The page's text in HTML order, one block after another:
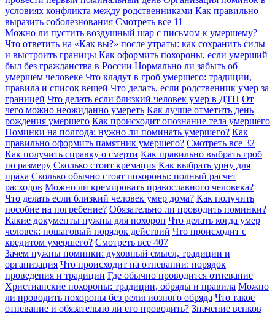
условиях конфликта между родственниками Как правильно
выразить соболезнования Смотреть все 11
Можно ли пустить воздушный шар с письмом к умершему?
Что ответить на «Как вы?» после утраты: как сохранить силы
и выстроить границы Как оформить похороны, если умерший
был без гражданства в России Нормально ли забыть об
умершем человеке Что кладут в гроб умершего: традиции,
правила и список вещей Что делать, если родственник умер за
границей Что делать если близкий человек умер в ДТП От
чего можно неожиданно умереть Как лучше отметить день
рождения умершего Как происходит опознание тела умершего
Поминки на полгода: нужно ли поминать умершего? Как
правильно оформить памятник умершего? Смотреть все 32
Как получить справку о смерти Как правильно выбрать гроб
по размеру Сколько стоит кремация Как выбрать урну для
праха Сколько обычно стоят похороны: полный расчет
расходов Можно ли кремировать православного человека?
Что делать если близкий человек умер дома? Как получить
пособие на погребение? Обязательно ли проводить поминки?
Какие документы нужны для похорон Что делать когда умер
человек: пошаговый порядок действий Что происходит с
кредитом умершего? Смотреть все 407
Зачем нужны поминки: духовный смысл, традиции и
организация Что происходит на отпевании: порядок
проведения и традиции Где обычно проводится отпевание
Христианские похороны: традиции, обряды и правила Можно
ли проводить похороны без религиозного обряда Что такое
отпевание и обязательно ли его проводить? Значение венков